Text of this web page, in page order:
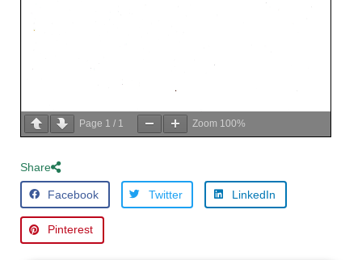
Page 1 / 1 Zoom 100%
Share
Facebook Twitter LinkedIn
Pinterest